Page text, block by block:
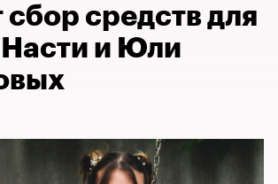
средств для
Насти и Юли